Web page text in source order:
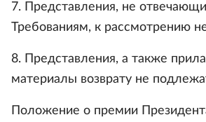
7. Представления, не
Требованиям, к рассмотрению
8. Представления, а также
материалы возврату не
Положение о премии